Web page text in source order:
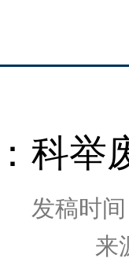
科举
发稿时
来